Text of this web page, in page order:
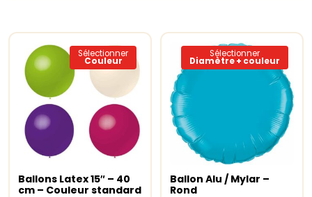
Sélectionner
Couleur
Choix des options
produit
plusieurs
Ballons Latex 15″ – 40
cm – Couleur standard
Sélectionner
Diamètre + couleur
Choix des options
Ce
Ballon Alu / Mylar –
Rond